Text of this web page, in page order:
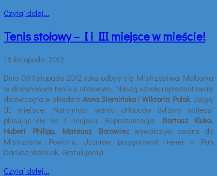
Czytaj dalej...
Tenis stołowy – I i III miejsce w mieście!
18 listopada, 2012
Dnia 06 listopada 2012 roku odbyły się Mistrzostwa Malborka
w drużynowym tenisie stołowym. Naszą szkołę reprezentowały
dziewczęta w składzie-Anna Siemińska i Wiktoria Polak. Zajęły
III miejsce. Natomiast wśród chłopców byliśmy najlepsi
plasując się na I miejscu. Reprezentacja- Bartosz Kluka,
Hubert Philipp, Mateusz Borowiecwywalczyła awans do
Mistrzostw Powiatu. Uczniów przygotował trener – Pan
Dariusz Woźniak. Gratulujemy!
Czytaj dalej...